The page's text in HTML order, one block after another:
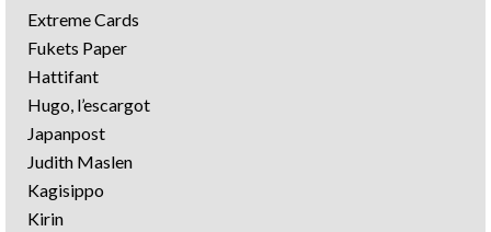
Extreme Cards
Fukets Paper
Hattifant
Hugo, l’escargot
Japanpost
Judith Maslen
Kagisippo
Kirin